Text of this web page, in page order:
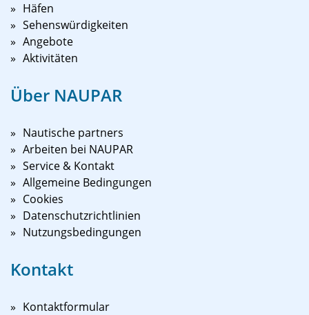
Häfen
Sehenswürdigkeiten
Angebote
Aktivitäten
Über NAUPAR
Nautische partners
Arbeiten bei NAUPAR
Service & Kontakt
Allgemeine Bedingungen
Cookies
Datenschutzrichtlinien
Nutzungsbedingungen
Kontakt
Kontaktformular